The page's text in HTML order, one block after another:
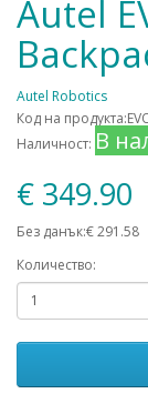
Autel
Autel Robotics
Код на
Наличност: В
€ 349.90
Без данък:€ 291.58
Количество: